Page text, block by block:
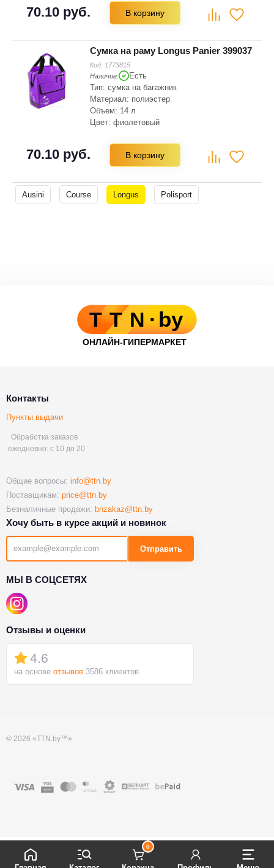
0
70.10 руб. В корзину
Сумка на раму Longus Panier 399037
Код: 1773815
Наличие:
Есть
Тип: сумка на багажник
Материал: полиэстер
Объем: 14 л
Цвет: фиолетовый
70.10 руб. В корзину
Ausini Course Longus Polisport
Контакты
Пункты выдачи
Обработка заказов
ежедневно: с 10 до 20
Общие вопросы: info@ttn.by
Поставщикам: price@ttn.by
Безналичные продажи: bnzakaz@ttn.by
Хочу быть в курсе акций и новинок
Отправить
МЫ В СОЦСЕТЯХ
Отзывы и оценки
4.6
на основе отзывов 3586 клиентов.
© 2026 «TTN.by™»